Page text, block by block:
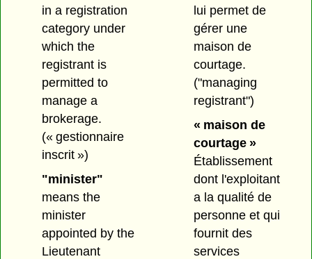
in a registration
category under
which the
registrant is
permitted to
manage a
brokerage.
(« gestionnaire
inscrit »)
"minister"
means the
minister
appointed by the
Lieutenant
lui permet de
gérer une
maison de
courtage.
("managing
registrant")
« maison de
courtage »
Établissement
dont l'exploitant
a la qualité de
personne et qui
fournit des
services